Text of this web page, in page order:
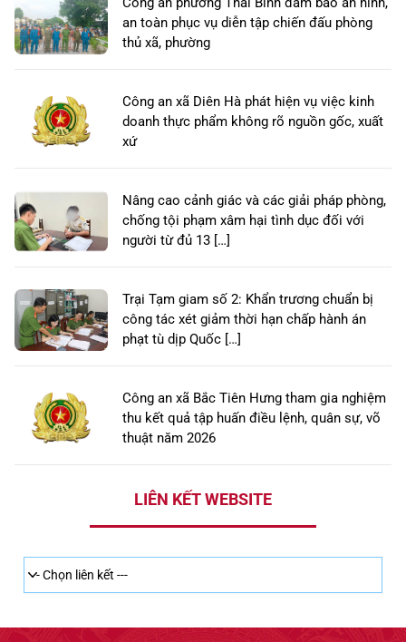
an toàn phục vụ diễn tập chiến đấu phòng
thủ xã, phường
Công an xã Diên Hà phát hiện vụ việc kinh
doanh thực phẩm không rõ nguồn gốc, xuất
xứ
Nâng cao cảnh giác và các giải pháp phòng,
chống tội phạm xâm hại tình dục đối với
người từ đủ 13 […]
Trại Tạm giam số 2: Khẩn trương chuẩn bị
công tác xét giảm thời hạn chấp hành án
phạt tù dịp Quốc […]
Công an xã Bắc Tiên Hưng tham gia nghiệm
thu kết quả tập huấn điều lệnh, quân sự, võ
thuật năm 2026
LIÊN KẾT WEBSITE